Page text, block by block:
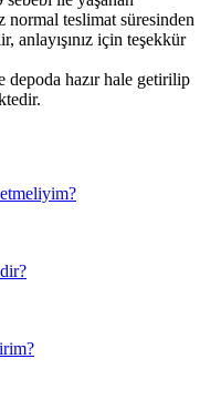
normal teslimat süresinden
anlayışınız için teşekkür
depoda h​azır hale getirilip